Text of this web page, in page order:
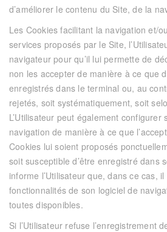
d’améliorer le contenu du Site, de la
Les Cookies facilitant la navigation et/
services proposés par le Site,
navigateur pour qu’il lui permette de
non les accepter de manière à ce que
enregistrés dans le terminal ou, au
rejetés, soit systématiquement, soit
L’Utilisateur peut également configurer
navigation de manière à ce que
Cookies lui soient proposés
soit susceptible d’être enregistré dans
informe l’Utilisateur que, dans ce cas,
fonctionnalités de son logiciel de
toutes disponibles.
Si l’Utilisateur refuse l’enregistrement